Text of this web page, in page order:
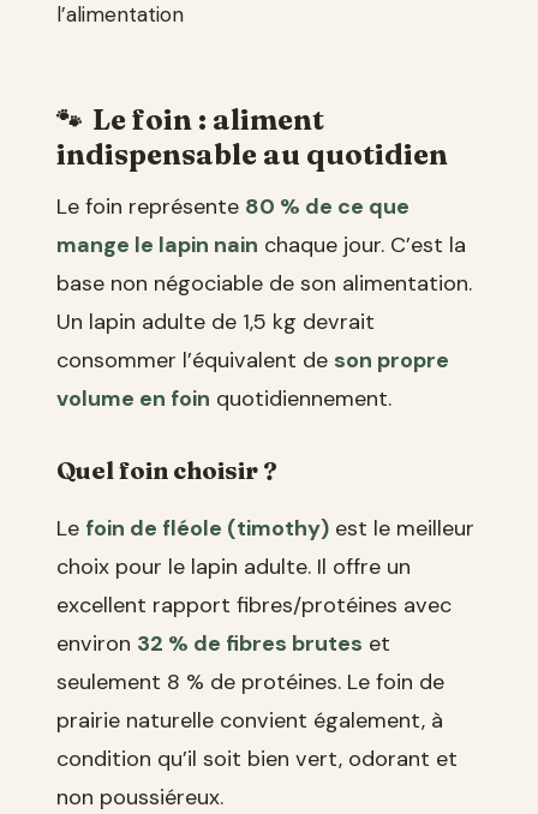
l’alimentation
Le foin : aliment
indispensable au quotidien
Le foin représente 80 % de ce que
mange le lapin nain chaque jour. C’est la
base non négociable de son alimentation.
Un lapin adulte de 1,5 kg devrait
consommer l’équivalent de son propre
volume en foin quotidiennement.
Quel foin choisir ?
Le foin de fléole (timothy) est le meilleur
choix pour le lapin adulte. Il offre un
excellent rapport fibres/protéines avec
environ 32 % de fibres brutes et
seulement 8 % de protéines. Le foin de
prairie naturelle convient également, à
condition qu’il soit bien vert, odorant et
non poussiéreux.